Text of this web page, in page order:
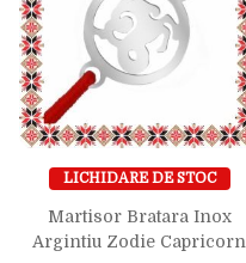
LICHIDARE DE STOC
Martisor Bratara Inox
Argintiu Zodie Capricorn